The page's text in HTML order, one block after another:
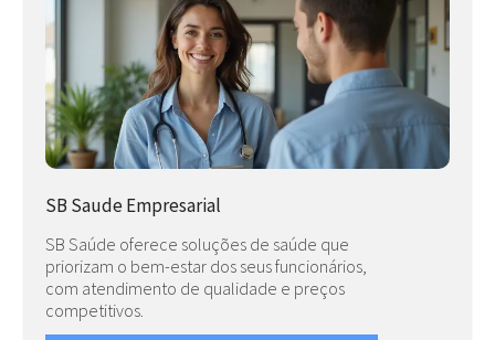
SB Saude Empresarial
SB Saúde oferece soluções de saúde que
priorizam o bem-estar dos seus funcionários,
com atendimento de qualidade e preços
competitivos.